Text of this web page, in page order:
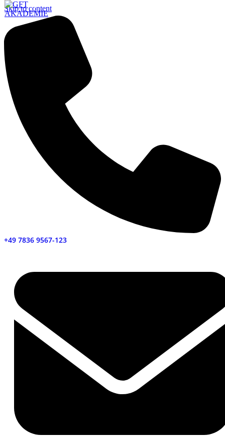
Skip to content
+49 7836 9567-123